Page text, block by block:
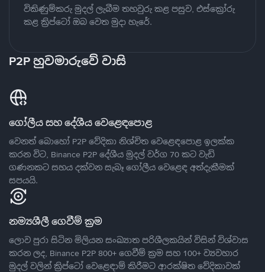
විකිණුම්කරු මුදල් ලැබීම තහවුරු කළ පසුව, එස්ක්‍රෝරු
කළ ක්‍රිප්ටෝ ඔබ වෙත මුදා හැරේ.
P2P හුවමාරුවේ වාසි
ගෝලීය සහ දේශීය වෙළෙඳපොළ
වෙනත් බොහෝ P2P වේදිකා නිශ්චිත වෙළෙඳපොළ ඉලක්ක
කරන විට, Binance P2P දේශීය මුදල් වර්ග 70 කට වැඩි
ගණනකට සහය දක්වන සැබෑ ගෝලීය වෙළෙඳ අත්දැකීමක්
සපයයි.
නම්‍යශීලී ගෙවීම් ක්‍රම
ලොව පුරා සිටින මිලියන සංඛ්‍යාත පරිශීලකයින් විසින් විශ්වාස
කරන ලද, Binance P2P 800+ ගෙවීම් ක්‍රම සහ 100+ ව්‍යවහාර
මුදල් වලින් ක්‍රිප්ටෝ වෙළෙඳාම් කිරීමට ආරක්ෂිත වේදිකාවක්